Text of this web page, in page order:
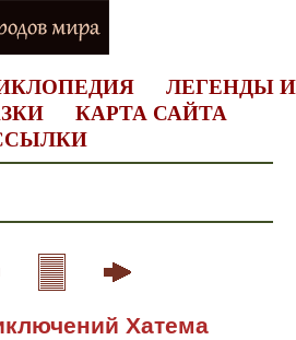
ЛЕГЕНДЫ И
КАРТА САЙТА
Хатема